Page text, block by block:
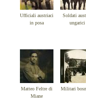
Ufficiali austriaci
in posa
Soldati
ungarici
Matteo Feltre di
Miane
Militari